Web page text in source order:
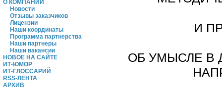
О КОМПАНИИ
Новости
Отзывы заказчиков
Лицензии
Наши координаты
Программа партнерства
Наши партнеры
Наши вакансии
НОВОЕ НА САЙТЕ
ИТ-ЮМОР
ИТ-ГЛОССАРИЙ
RSS-ЛЕНТА
АРХИВ
И
ОБ УМЫСЛЕ В